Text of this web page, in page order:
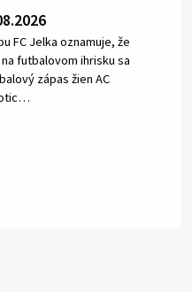
FC Jelka oznamuje, že
futbalovom ihrisku sa
zápas žien AC